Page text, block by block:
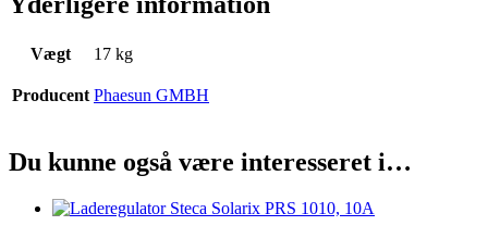
Vægt 17 kg
Producent Phaesun GMBH
Du kunne også være interesseret i…